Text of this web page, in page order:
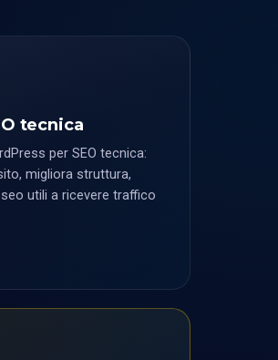
tecnica
per SEO tecnica:
migliora struttura,
utili a ricevere traffico